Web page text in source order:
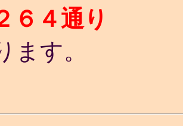
６４通り
ます。